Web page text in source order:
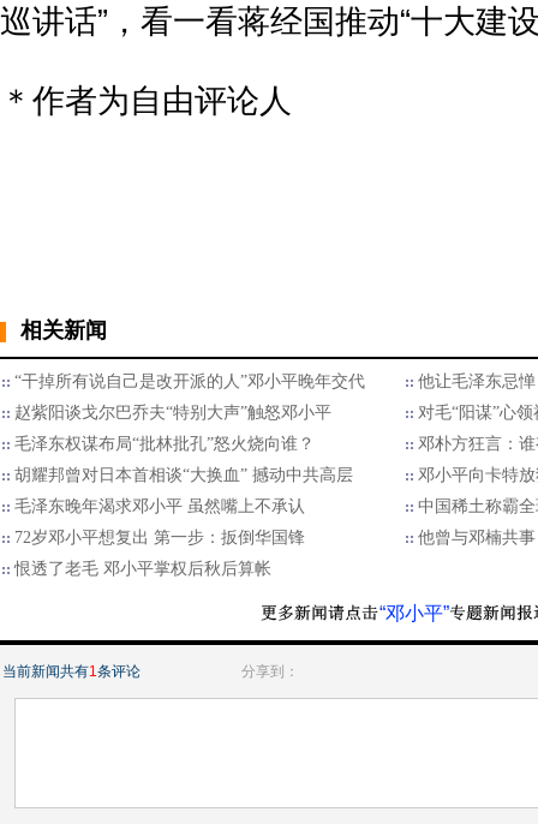
巡讲话”，看一看蒋经国推动“十大建
＊作者为自由评论人
相关新闻
“干掉所有说自己是改开派的人”邓小平晚年交代
他让毛泽东忌
赵紫阳谈戈尔巴乔夫“特别大声”触怒邓小平
对毛“阳谋”心
毛泽东权谋布局“批林批孔”怒火烧向谁？
邓朴方狂言：
胡耀邦曾对日本首相谈“大换血” 撼动中共高层
邓小平向卡特
毛泽东晚年渴求邓小平 虽然嘴上不承认
中国稀土称霸
72岁邓小平想复出 第一步：扳倒华国锋
他曾与邓楠共
恨透了老毛 邓小平掌权后秋后算帐
“邓小平”
当前新闻共有1条评论 分享到：